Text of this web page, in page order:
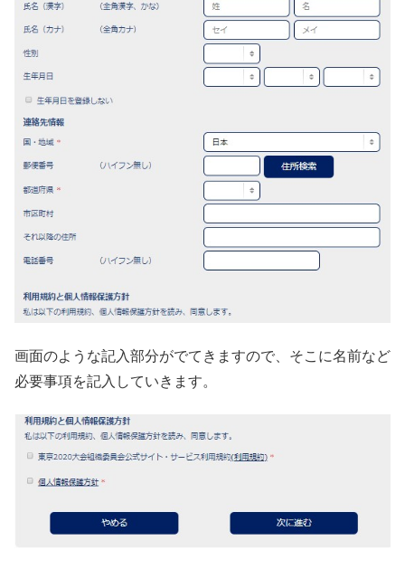
画面のような記入部分がでてきますので、そこに名前など
必要事項を記入していきます。